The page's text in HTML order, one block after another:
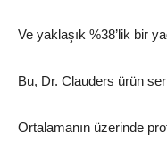
Ve yaklaşık %38’lik bir
Bu, Dr. Clauders ürün
Ortalamanın üzerinde